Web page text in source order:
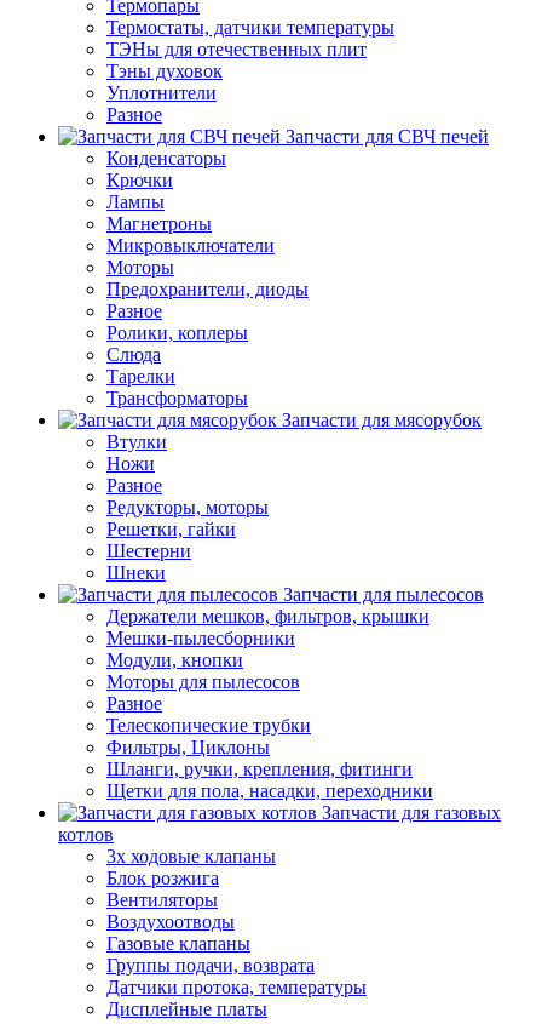
Термопары
Термостаты, датчики температуры
ТЭНы для отечественных плит
Тэны духовок
Уплотнители
Разное
Запчасти для СВЧ печей
Конденсаторы
Крючки
Лампы
Магнетроны
Микровыключатели
Моторы
Предохранители, диоды
Разное
Ролики, коплеры
Слюда
Тарелки
Трансформаторы
Запчасти для мясорубок
Втулки
Ножи
Разное
Редукторы, моторы
Решетки, гайки
Шестерни
Шнеки
Запчасти для пылесосов
Держатели мешков, фильтров, крышки
Мешки-пылесборники
Модули, кнопки
Моторы для пылесосов
Разное
Телескопические трубки
Фильтры, Циклоны
Шланги, ручки, крепления, фитинги
Щетки для пола, насадки, переходники
Запчасти для газовых
котлов
3х ходовые клапаны
Блок розжига
Вентиляторы
Воздухоотводы
Газовые клапаны
Группы подачи, возврата
Датчики протока, температуры
Дисплейные платы